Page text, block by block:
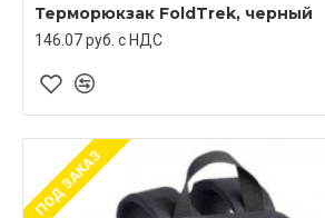
Терморюкзак FoldTrek, черный
146.07 руб. c НДС
ПОД ЗАКАЗ